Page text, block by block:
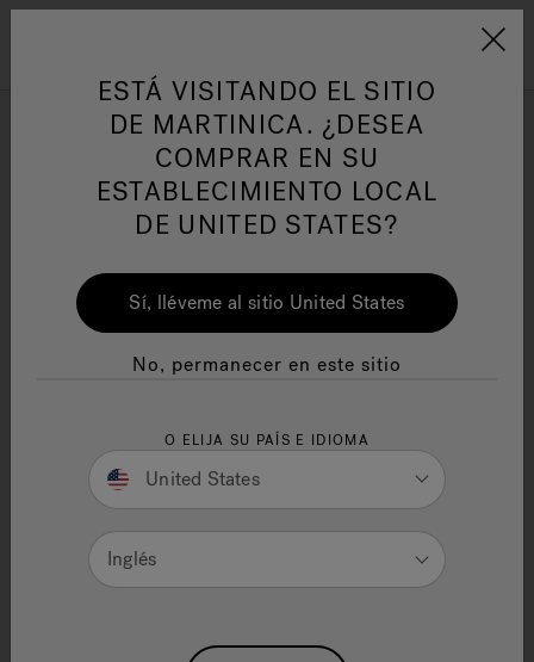
Jacuzzi&reg; Latin
Responsabilidad Social
HIDROMASAJE
LAS 5 CARACTERÍSTICAS
PRINCIPALES QUE TODA
TINA DE HIDROMASAJE DE
CALIDAD DEBE TENER
ESTÁ VISITANDO EL SITIO
DE MARTINICA. ¿DESEA
COMPRAR EN SU
ESTABLECIMIENTO LOCAL
DE UNITED STATES?
Sí, lléveme al sitio United States
No, permanecer en este sitio
O ELIJA SU PAÍS E IDIOMA
United States
Inglés